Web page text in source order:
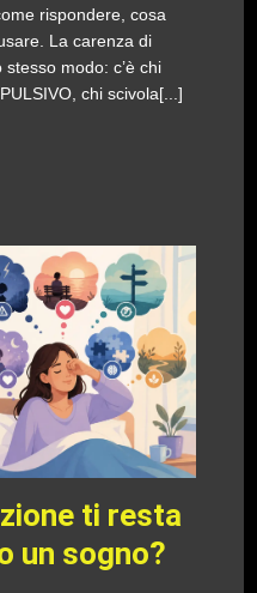
rispondere, cosa
La carenza di
modo: c’è chi
chi scivola[...]
ti resta
un sogno?